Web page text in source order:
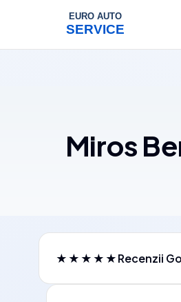
Miros
★★★★★Recenzii